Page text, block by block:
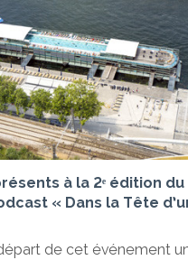
à la 2ᵉ édition
« Dans la Tête
de cet événement